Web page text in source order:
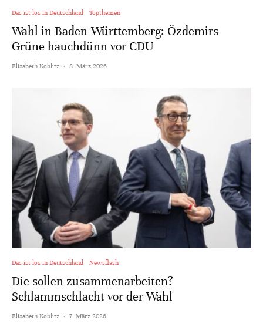
Das ist los in Deutschland Topthemen
Wahl in Baden-Württemberg: Özdemirs
Grüne hauchdünn vor CDU
Elisabeth Koblitz · 8. März 2026
Das ist los in Deutschland Newsflash
Die sollen zusammenarbeiten?
Schlammschlacht vor der Wahl
Elisabeth Koblitz · 7. März 2026